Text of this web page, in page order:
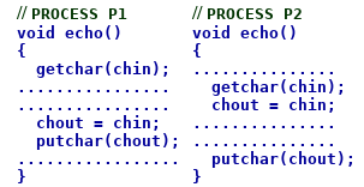
// PROCESS P1
void echo()
{
getchar(chin);
................
................
chout = chin;
putchar(chout);
.................
}
// PROCESS P2
void echo()
{
...............
getchar(chin);
chout = chin;
...............
...............
putchar(chout);
}